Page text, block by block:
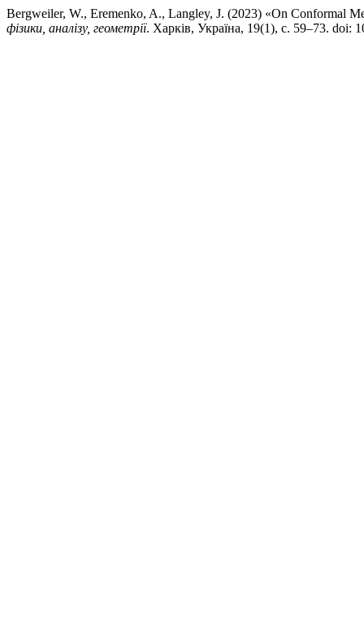
Bergweiler, W., Eremenko, A., Langley, J. (2023) «On Conformal
фізики, аналізу, геометрії. Харків, Україна, 19(1), с. 59–73. doi: